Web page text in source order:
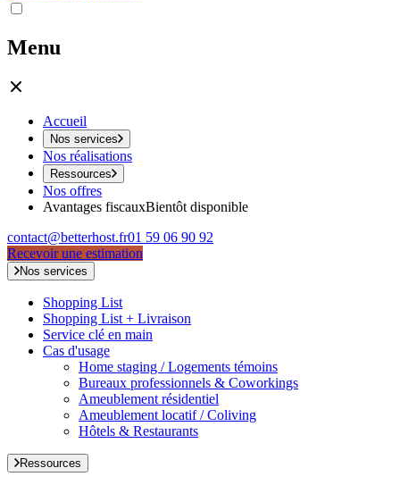
Menu
Accueil
Nos services
Nos réalisations
Ressources
Nos offres
Avantages fiscauxBientôt disponible
contact@betterhost.fr01 59 06 90 92
Recevoir une estimation
Nos services
Shopping List
Shopping List + Livraison
Service clé en main
Cas d'usage
Home staging / Logements témoins
Bureaux professionnels & Coworkings
Ameublement résidentiel
Ameublement locatif / Coliving
Hôtels & Restaurants
Ressources